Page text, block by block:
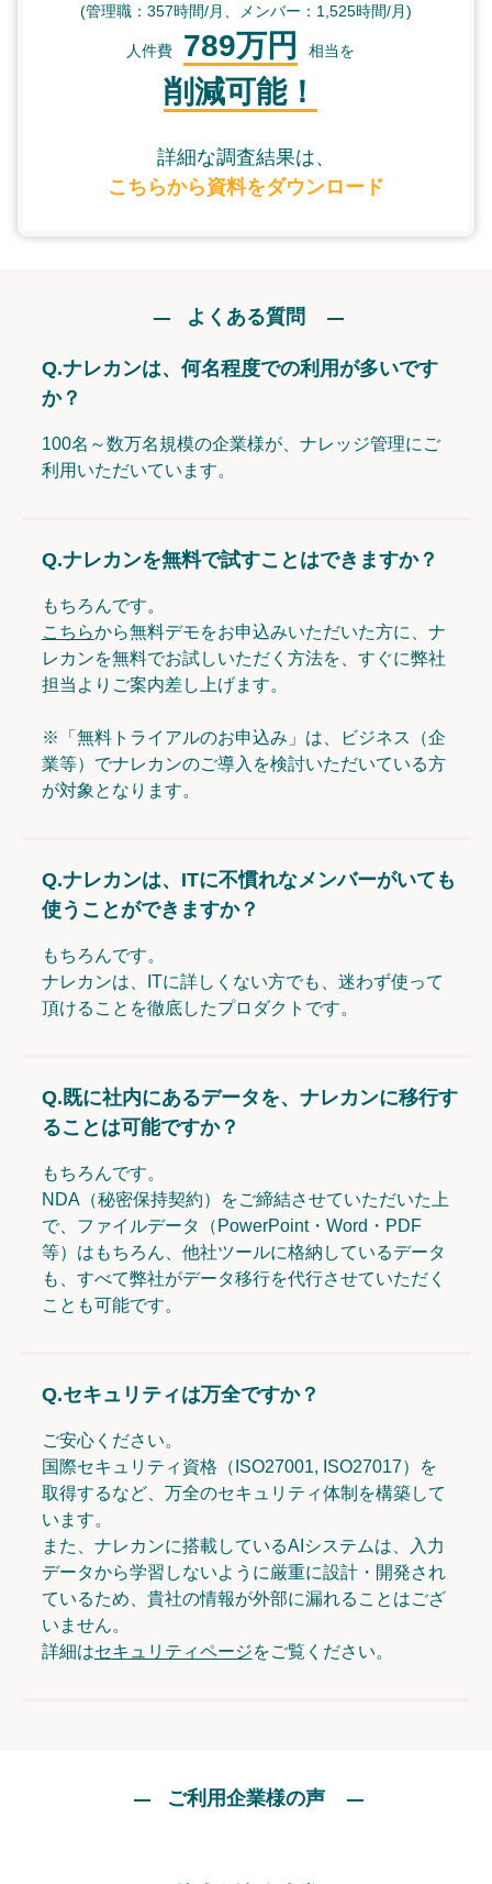
(管理職：357時間/月、メンバー：1,525時間/月)
人件費 789万円 相当を
削減可能！
詳細な調査結果は、
こちらから資料をダウンロード
よくある質問
Q.ナレカンは、何名程度での利用が多いです
か？
100名～数万名規模の企業様が、ナレッジ管理にご
利用いただいています。
Q.ナレカンを無料で試すことはできますか？
もちろんです。
こちらから無料デモをお申込みいただいた方に、ナ
レカンを無料でお試しいただく方法を、すぐに弊社
担当よりご案内差し上げます。
※「無料トライアルのお申込み」は、ビジネス（企
業等）でナレカンのご導入を検討いただいている方
が対象となります。
Q.ナレカンは、ITに不慣れなメンバーがいても
使うことができますか？
もちろんです。
ナレカンは、ITに詳しくない方でも、迷わず使って
頂けることを徹底したプロダクトです。
Q.既に社内にあるデータを、ナレカンに移行す
ることは可能ですか？
もちろんです。
NDA（秘密保持契約）をご締結させていただいた上
で、ファイルデータ（PowerPoint・Word・PDF
等）はもちろん、他社ツールに格納しているデータ
も、すべて弊社がデータ移行を代行させていただく
ことも可能です。
Q.セキュリティは万全ですか？
ご安心ください。
国際セキュリティ資格（ISO27001, ISO27017）を
取得するなど、万全のセキュリティ体制を構築して
います。
また、ナレカンに搭載しているAIシステムは、入力
データから学習しないように厳重に設計・開発され
ているため、貴社の情報が外部に漏れることはござ
いません。
詳細はセキュリティページをご覧ください。
ご利用企業様の声